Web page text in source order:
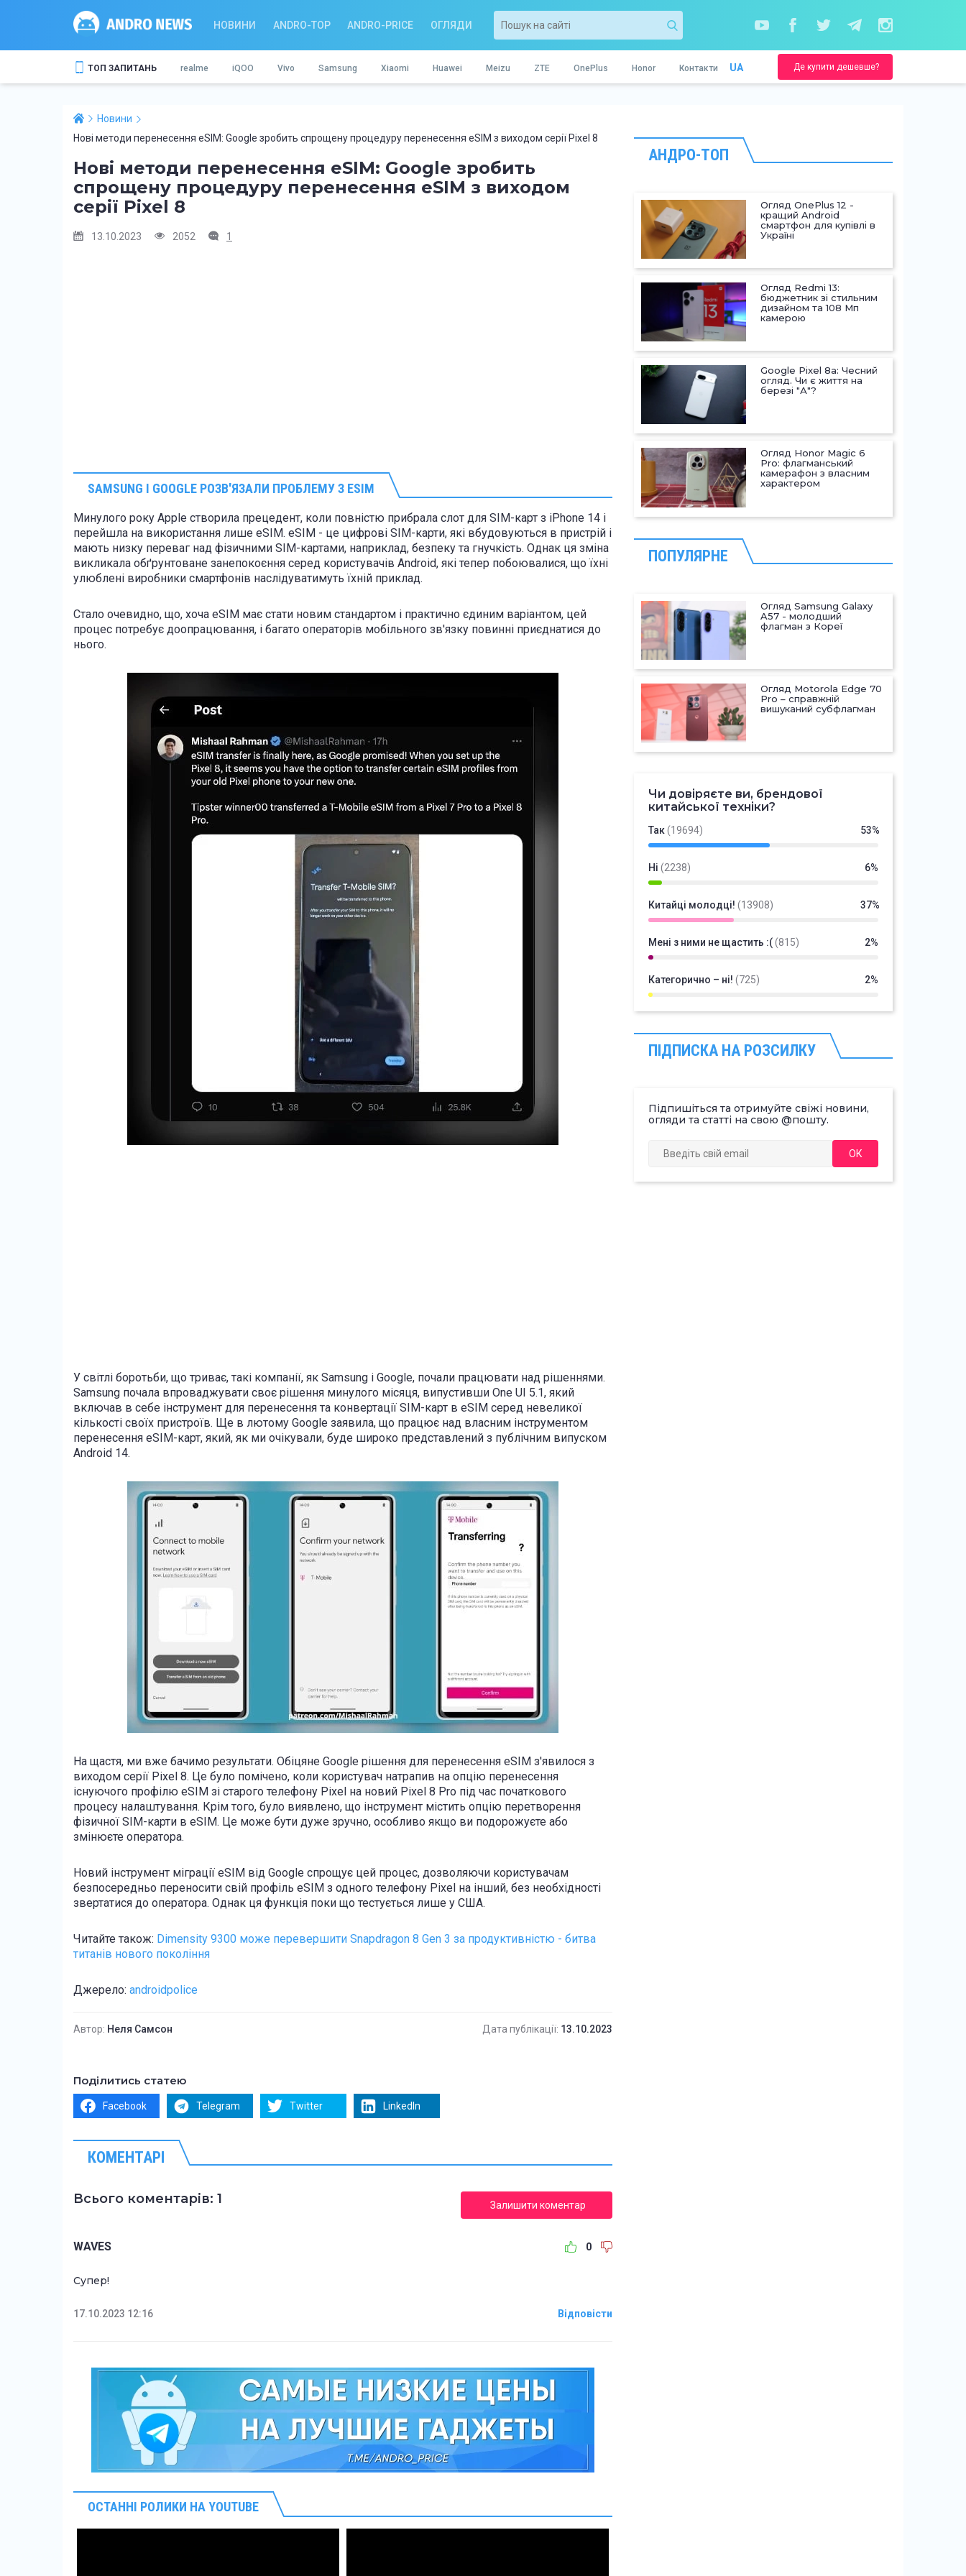
НОВИНИ ANDRO-TOP ANDRO-PRICE ОГЛЯДИ
ТОП ЗАПИТАНЬ realme iQOO Vivo Samsung Xiaomi Huawei Meizu ZTE OnePlus Honor Контакти UA Де купити дешевше?
Новини
Нові методи перенесення eSIM: Google зробить спрощену процедуру перенесення eSIM з виходом серії Pixel 8
Нові методи перенесення eSIM: Google зробить
спрощену процедуру перенесення eSIM з виходом
серії Pixel 8
13.10.2023 2052 1
SAMSUNG І GOOGLE РОЗВ'ЯЗАЛИ ПРОБЛЕМУ З ESIM
Минулого року Apple створила прецедент, коли повністю прибрала слот для SIM-карт з iPhone 14 і
перейшла на використання лише eSIM. eSIM - це цифрові SIM-карти, які вбудовуються в пристрій і
мають низку переваг над фізичними SIM-картами, наприклад, безпеку та гнучкість. Однак ця зміна
викликала обґрунтоване занепокоєння серед користувачів Android, які тепер побоювалися, що їхні
улюблені виробники смартфонів наслідуватимуть їхній приклад.
Стало очевидно, що, хоча eSIM має стати новим стандартом і практично єдиним варіантом, цей
процес потребує доопрацювання, і багато операторів мобільного зв'язку повинні приєднатися до
нього.
У світлі боротьби, що триває, такі компанії, як Samsung і Google, почали працювати над рішеннями.
Samsung почала впроваджувати своє рішення минулого місяця, випустивши One UI 5.1, який
включав в себе інструмент для перенесення та конвертації SIM-карт в eSIM серед невеликої
кількості своїх пристроїв. Ще в лютому Google заявила, що працює над власним інструментом
перенесення eSIM-карт, який, як ми очікували, буде широко представлений з публічним випуском
Android 14.
На щастя, ми вже бачимо результати. Обіцяне Google рішення для перенесення eSIM з'явилося з
виходом серії Pixel 8. Це було помічено, коли користувач натрапив на опцію перенесення
існуючого профілю eSIM зі старого телефону Pixel на новий Pixel 8 Pro під час початкового
процесу налаштування. Крім того, було виявлено, що інструмент містить опцію перетворення
фізичної SIM-карти в eSIM. Це може бути дуже зручно, особливо якщо ви подорожуєте або
змінюєте оператора.
Новий інструмент міграції eSIM від Google спрощує цей процес, дозволяючи користувачам
безпосередньо переносити свій профіль eSIM з одного телефону Pixel на інший, без необхідності
звертатися до оператора. Однак ця функція поки що тестується лише у США.
Читайте також: Dimensity 9300 може перевершити Snapdragon 8 Gen 3 за продуктивністю - битва
титанів нового покоління
Джерело: androidpolice
Автор: Неля Самсон Дата публікації: 13.10.2023
Поділитись статею
Facebook Telegram Twitter LinkedIn
КОМЕНТАРІ
Всього коментарів: 1 Залишити коментар
WAVES 0
Супер!
17.10.2023 12:16 Відповісти
ОСТАННІ РОЛИКИ НА YOUTUBE
АНДРО-ТОП
Огляд OnePlus 12 -
кращий Android
смартфон для купівлі в
Україні
Огляд Redmi 13:
бюджетник зі стильним
дизайном та 108 Мп
камерою
Google Pixel 8a: Чесний
огляд. Чи є життя на
березі "А"?
Огляд Honor Magic 6
Pro: флагманський
камерафон з власним
характером
ПОПУЛЯРНЕ
Огляд Samsung Galaxy
A57 - молодший
флагман з Кореї
Огляд Motorola Edge 70
Pro – справжній
вишуканий субфлагман
Чи довіряєте ви, брендової
китайської техніки?
Так(19694) 53%
Ні (2238) 6%
Китайці молодці! (13908) 37%
Мені з ними не щастить :((815) 2%
Категорично – ні! (725) 2%
ПІДПИСКА НА РОЗСИЛКУ
Підпишіться та отримуйте свіжі новини,
огляди та статті на свою @пошту.
ОК